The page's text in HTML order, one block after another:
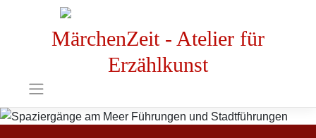
MärchenZeit - Atelier für
Erzählkunst